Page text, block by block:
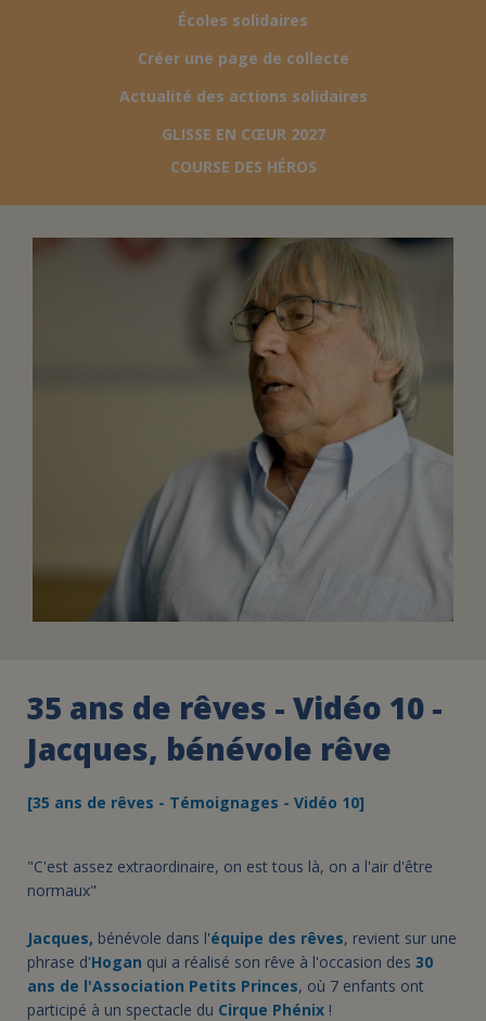
FAIRE UN DON
ESPACE PRESSE
JE DEVIENS
DEVENIR
UN PETIT PRINCE
Écoles solidaires
Créer une page de collecte
Actualité des actions solidaires
GLISSE EN CŒUR 2027
COURSE DES HÉROS
35 ans de rêves - Vidéo 10 -
Jacques, bénévole rêve
[35 ans de rêves - Témoignages - Vidéo 10]
"C'est assez extraordinaire, on est tous là, on a l'air d'être
normaux"
Jacques, bénévole dans l'équipe des rêves, revient sur une
phrase d'Hogan qui a réalisé son rêve à l'occasion des 30
ans de l'Association Petits Princes, où 7 enfants ont
participé à un spectacle du Cirque Phénix !